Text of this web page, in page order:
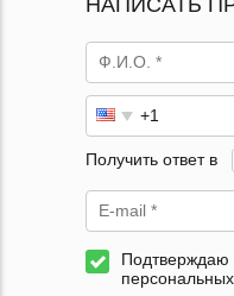
НАПИСАТЬ
Получить ответ в
Подтверждаю